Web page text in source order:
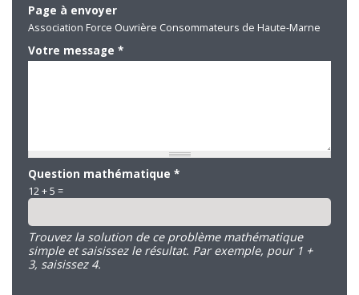
Page à envoyer
Association Force Ouvrière Consommateurs de Haute-Marne
Votre message *
Question mathématique *
12 + 5 =
Trouvez la solution de ce problème mathématique
simple et saisissez le résultat. Par exemple, pour 1 +
3, saisissez 4.